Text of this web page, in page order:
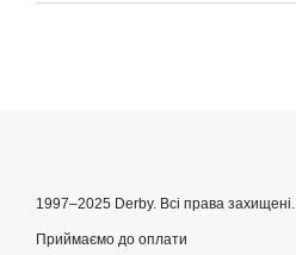
1997–2025 Derby. Всі права захищені.
Приймаємо до оплати